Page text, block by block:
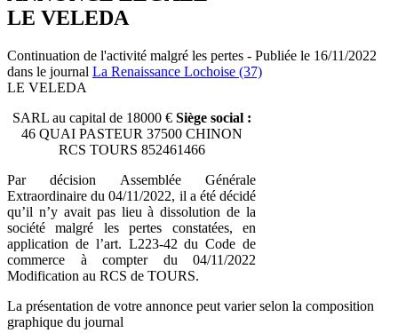
LE VELEDA
Continuation de l'activité malgré les pertes - Publiée le 16/11/2022
dans le journal La Renaissance Lochoise (37)
LE VELEDA
SARL au capital de 18000 € Siège social :
46 QUAI PASTEUR 37500 CHINON
RCS TOURS 852461466
Par décision Assemblée Générale
Extraordinaire du 04/11/2022, il a été décidé
qu’il n’y avait pas lieu à dissolution de la
société malgré les pertes constatées, en
application de l’art. L223-42 du Code de
commerce à compter du 04/11/2022
Modification au RCS de TOURS.
La présentation de votre annonce peut varier selon la composition
graphique du journal